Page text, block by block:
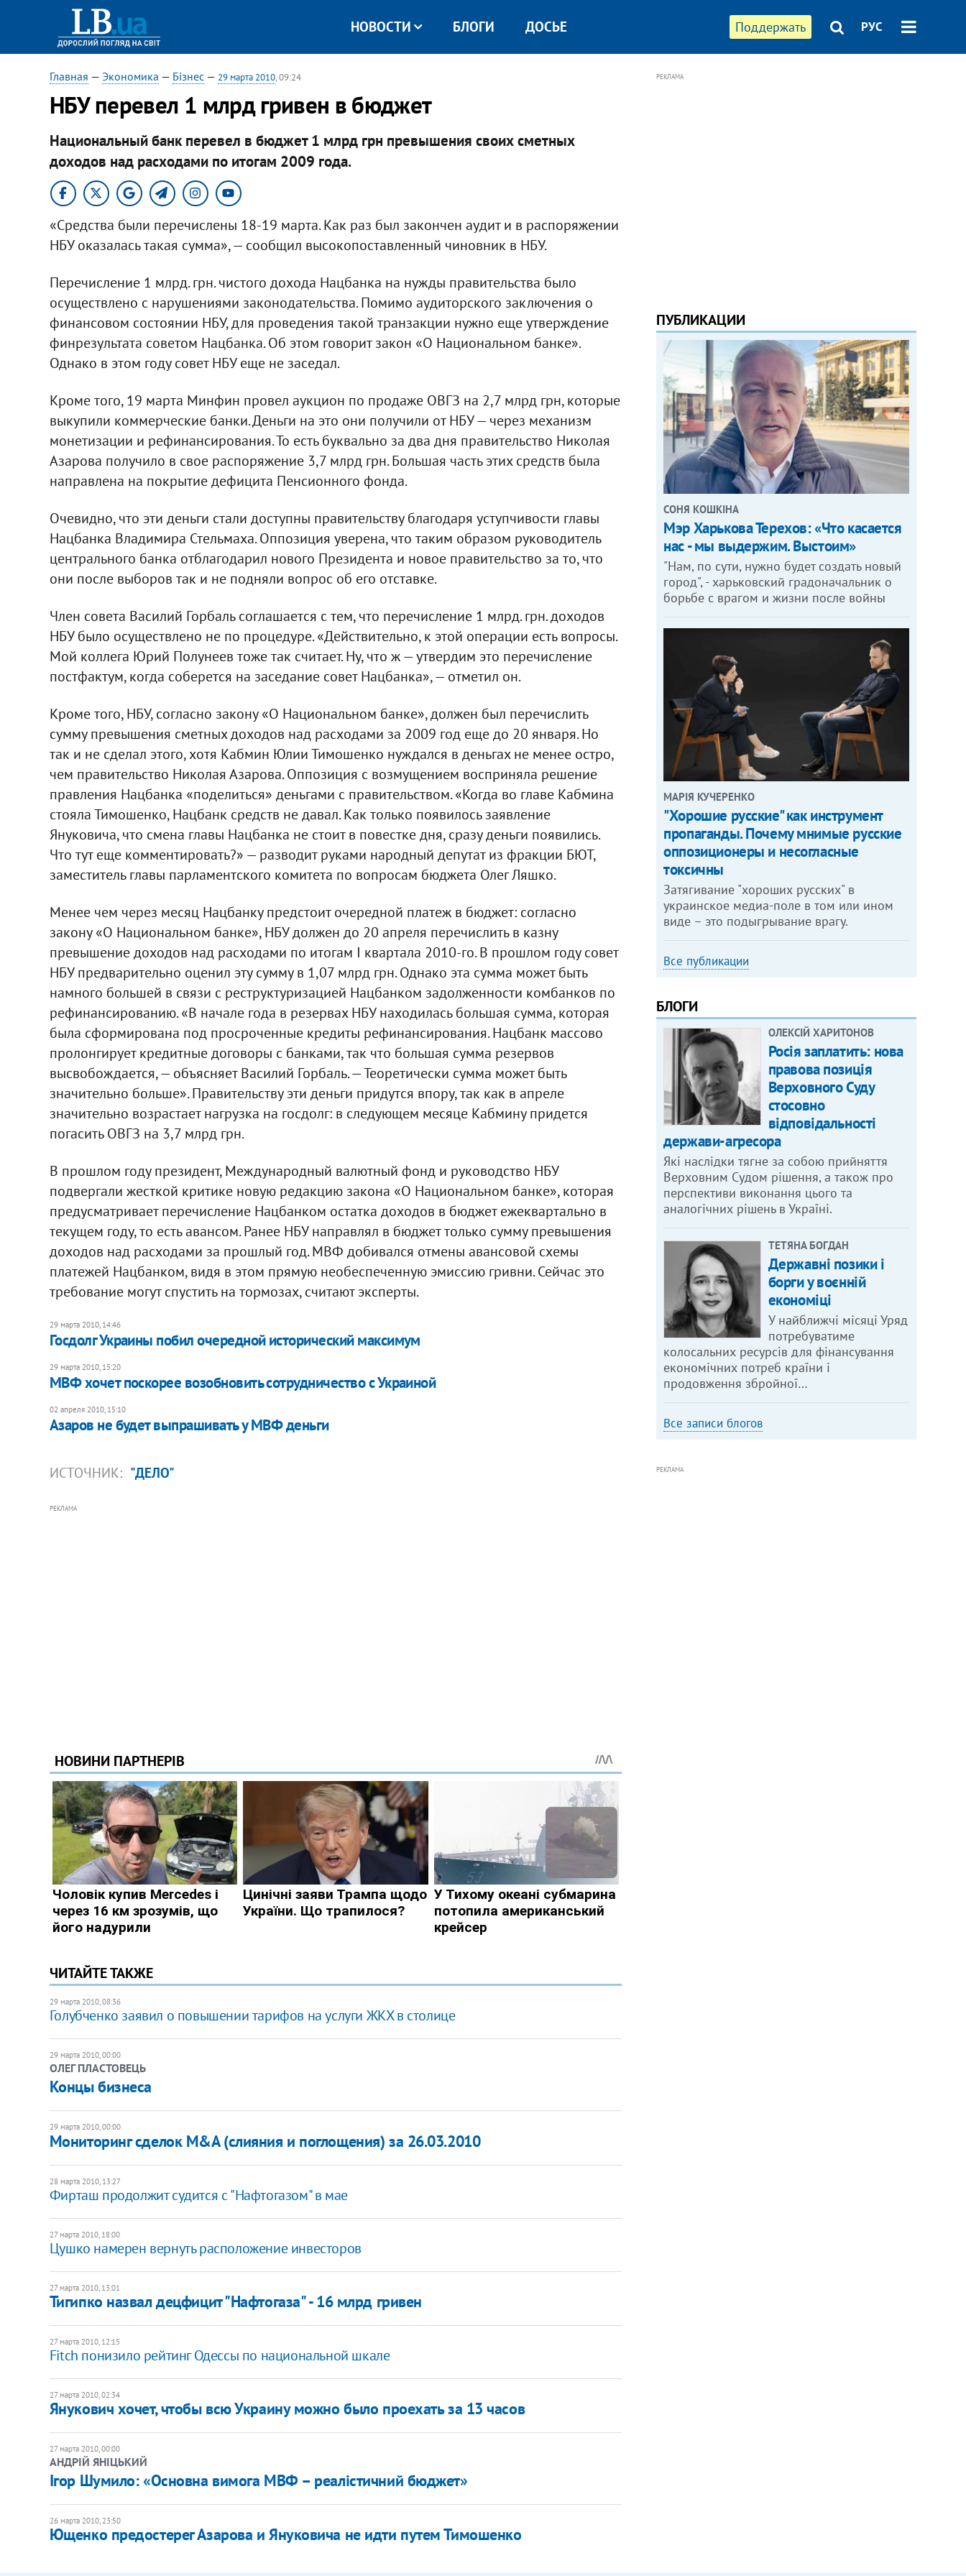
Поддержать РУС
НОВОСТИ БЛОГИ ДОСЬЕ
Главная — Экономика — Бізнес— 29 марта 2010, 09:24
НБУ перевел 1 млрд гривен в бюджет
Национальный банк перевел в бюджет 1 млрд грн превышения своих сметных
доходов над расходами по итогам 2009 года.
«Средства были перечислены 18-19 марта. Как раз был закончен аудит и в распоряжении
НБУ оказалась такая сумма», — сообщил высокопоставленный чиновник в НБУ.
Перечисление 1 млрд. грн. чистого дохода Нацбанка на нужды правительства было
осуществлено с нарушениями законодательства. Помимо аудиторского заключения о
финансовом состоянии НБУ, для проведения такой транзакции нужно еще утверждение
финрезультата советом Нацбанка. Об этом говорит закон «О Национальном банке».
Однако в этом году совет НБУ еще не заседал.
Кроме того, 19 марта Минфин провел аукцион по продаже ОВГЗ на 2,7 млрд грн, которые
выкупили коммерческие банки. Деньги на это они получили от НБУ — через механизм
монетизации и рефинансирования. То есть буквально за два дня правительство Николая
Азарова получило в свое распоряжение 3,7 млрд грн. Большая часть этих средств была
направлена на покрытие дефицита Пенсионного фонда.
Очевидно, что эти деньги стали доступны правительству благодаря уступчивости главы
Нацбанка Владимира Стельмаха. Оппозиция уверена, что таким образом руководитель
центрального банка отблагодарил нового Президента и новое правительство за то, что
они после выборов так и не подняли вопрос об его отставке.
Член совета Василий Горбаль соглашается с тем, что перечисление 1 млрд. грн. доходов
НБУ было осуществлено не по процедуре. «Действительно, к этой операции есть вопросы.
Мой коллега Юрий Полунеев тоже так считает. Ну, что ж — утвердим это перечисление
постфактум, когда соберется на заседание совет Нацбанка», — отметил он.
Кроме того, НБУ, согласно закону «О Национальном банке», должен был перечислить
сумму превышения сметных доходов над расходами за 2009 год еще до 20 января. Но
так и не сделал этого, хотя Кабмин Юлии Тимошенко нуждался в деньгах не менее остро,
чем правительство Николая Азарова. Оппозиция с возмущением восприняла решение
правления Нацбанка «поделиться» деньгами с правительством. «Когда во главе Кабмина
стояла Тимошенко, Нацбанк средств не давал. Как только появилось заявление
Януковича, что смена главы Нацбанка не стоит в повестке дня, сразу деньги появились.
Что тут еще комментировать?» — разводит руками народный депутат из фракции БЮТ,
заместитель главы парламентского комитета по вопросам бюджета Олег Ляшко.
Менее чем через месяц Нацбанку предстоит очередной платеж в бюджет: согласно
закону «О Национальном банке», НБУ должен до 20 апреля перечислить в казну
превышение доходов над расходами по итогам I квартала 2010-го. В прошлом году совет
НБУ предварительно оценил эту сумму в 1,07 млрд грн. Однако эта сумма может быть
намного большей в связи с реструктуризацией Нацбанком задолженности комбанков по
рефинансированию. «В начале года в резервах НБУ находилась большая сумма, которая
была сформирована под просроченные кредиты рефинансирования. Нацбанк массово
пролонгирует кредитные договоры с банками, так что большая сумма резервов
высвобождается, — объясняет Василий Горбаль. — Теоретически сумма может быть
значительно больше». Правительству эти деньги придутся впору, так как в апреле
значительно возрастает нагрузка на госдолг: в следующем месяце Кабмину придется
погасить ОВГЗ на 3,7 млрд грн.
В прошлом году президент, Международный валютный фонд и руководство НБУ
подвергали жесткой критике новую редакцию закона «О Национальном банке», которая
предусматривает перечисление Нацбанком остатка доходов в бюджет ежеквартально в
текущем году, то есть авансом. Ранее НБУ направлял в бюджет только сумму превышения
доходов над расходами за прошлый год. МВФ добивался отмены авансовой схемы
платежей Нацбанком, видя в этом прямую необеспеченную эмиссию гривни. Сейчас это
требование могут спустить на тормозах, считают эксперты.
29 марта 2010, 14:46
Госдолг Украины побил очередной исторический максимум
29 марта 2010, 15:20
МВФ хочет поскорее возобновить сотрудничество с Украиной
02 апреля 2010, 15:10
Азаров не будет выпрашивать у МВФ деньги
ИСТОЧНИК: "ДЕЛО"
РЕКЛАМА
ЧИТАЙТЕ ТАКЖЕ
29 марта 2010, 08:36
Голубченко заявил о повышении тарифов на услуги ЖКХ в столице
29 марта 2010, 00:00
ОЛЕГ ПЛАСТОВЕЦЬ
Концы бизнеса
29 марта 2010, 00:00
Мониторинг сделок M&A (слияния и поглощения) за 26.03.2010
28 марта 2010, 13:27
Фирташ продолжит судится с "Нафтогазом" в мае
27 марта 2010, 18:00
Цушко намерен вернуть расположение инвесторов
27 марта 2010, 13:01
Тигипко назвал децфицит "Нафтогаза" - 16 млрд гривен
27 марта 2010, 12:15
Fitch понизило рейтинг Одессы по национальной шкале
27 марта 2010, 02:34
Янукович хочет, чтобы всю Украину можно было проехать за 13 часов
27 марта 2010, 00:00
АНДРІЙ ЯНІЦЬКИЙ
Ігор Шумило: «Основна вимога МВФ – реалістичний бюджет»
26 марта 2010, 23:50
Ющенко предостерег Азарова и Януковича не идти путем Тимошенко
РЕКЛАМА
ПУБЛИКАЦИИ
СОНЯ КОШКІНА
Мэр Харькова Терехов: «Что касается
нас - мы выдержим. Выстоим»
"Нам, по сути, нужно будет создать новый
город", - харьковский градоначальник о
борьбе с врагом и жизни после войны
МАРІЯ КУЧЕРЕНКО
"Хорошие русские" как инструмент
пропаганды. Почему мнимые русские
оппозиционеры и несогласные
токсичны
Затягивание "хороших русских" в
украинское медиа-поле в том или ином
виде – это подыгрывание врагу.
Все публикации
БЛОГИ
ОЛЕКСІЙ ХАРИТОНОВ
Росія заплатить: нова
правова позиція
Верховного Суду
стосовно
відповідальності
держави-агресора
Які наслідки тягне за собою прийняття
Верховним Судом рішення, а також про
перспективи виконання цього та
аналогічних рішень в Україні.
ТЕТЯНА БОГДАН
Державні позики і
борги у воєнній
економіці
У найближчі місяці Уряд
потребуватиме
колосальних ресурсів для фінансування
економічних потреб країни і
продовження збройної…
Все записи блогов
РЕКЛАМА